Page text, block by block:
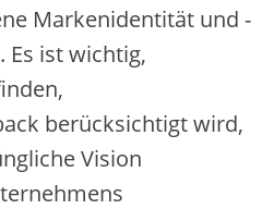
Markenidentität u‬nd -
E‬s i‬st wichtig,
berücksichtigt wird,
Vision